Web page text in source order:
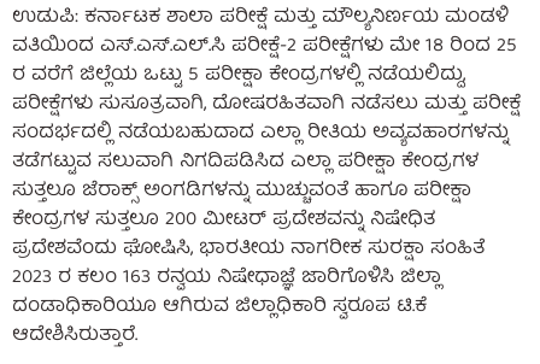
ಉಡುಪಿ: ಕರ್ನಾಟಕ ಶಾಲಾ ಪರೀಕ್ಷೆ ಮತ್ತು ಮೌಲ್ಯನಿರ್ಣಯ ಮಂಡಳಿ
ವತಿಯಿಂದ ಎಸ್.ಎಸ್.ಎಲ್.ಸಿ ಪರೀಕ್ಷೆ-2 ಪರೀಕ್ಷೆಗಳು ಮೇ 18 ರಿಂದ 25
ರ ವರೆಗೆ ಜಿಲ್ಲೆಯ ಒಟ್ಟು 5 ಪರೀಕ್ಷಾ ಕೇಂದ್ರಗಳಲ್ಲಿ ನಡೆಯಲಿದ್ದು,
ಪರೀಕ್ಷೆಗಳು ಸುಸೂತ್ರವಾಗಿ, ದೋಷರಹಿತವಾಗಿ ನಡೆಸಲು ಮತ್ತು ಪರೀಕ್ಷೆ
ಸಂದರ್ಭದಲ್ಲಿ ನಡೆಯಬಹುದಾದ ಎಲ್ಲಾ ರೀತಿಯ ಅವ್ಯವಹಾರಗಳನ್ನು
ತಡೆಗಟ್ಟುವ ಸಲುವಾಗಿ ನಿಗದಿಪಡಿಸಿದ ಎಲ್ಲಾ ಪರೀಕ್ಷಾ ಕೇಂದ್ರಗಳ
ಸುತ್ತಲೂ ಜೆರಾಕ್ಸ್ ಅಂಗಡಿಗಳನ್ನು ಮುಚ್ಚುವಂತೆ ಹಾಗೂ ಪರೀಕ್ಷಾ
ಕೇಂದ್ರಗಳ ಸುತ್ತಲೂ 200 ಮೀಟರ್ ಪ್ರದೇಶವನ್ನು ನಿಷೇಧಿತ
ಪ್ರದೇಶವೆಂದು ಘೋಷಿಸಿ, ಭಾರತೀಯ ನಾಗರೀಕ ಸುರಕ್ಷಾ ಸಂಹಿತೆ
2023 ರ ಕಲಂ 163 ರನ್ವಯ ನಿಷೇಧಾಜ್ಞೆ ಜಾರಿಗೊಳಿಸಿ ಜಿಲ್ಲಾ
ದಂಡಾಧಿಕಾರಿಯೂ ಆಗಿರುವ ಜಿಲ್ಲಾಧಿಕಾರಿ ಸ್ವರೂಪ ಟಿ.ಕೆ
ಆದೇಶಿಸಿರುತ್ತಾರೆ.